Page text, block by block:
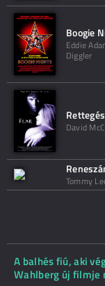
Boogie
Eddie
Diggler
Rettegés
David
Tommy
A balhés fiú, aki
Wahlberg új filmje